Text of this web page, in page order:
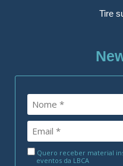
Tire
Quero receber material
eventos da LBCA